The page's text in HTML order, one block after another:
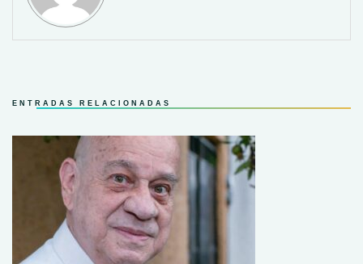
ENTRADAS RELACIONADAS